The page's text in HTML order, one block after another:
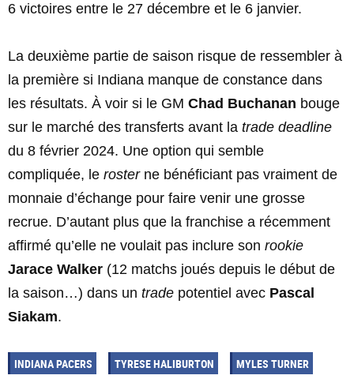
6 victoires entre le 27 décembre et le 6 janvier.
La deuxième partie de saison risque de ressembler à
la première si Indiana manque de constance dans
les résultats. À voir si le GM Chad Buchanan bouge
sur le marché des transferts avant la trade deadline
du 8 février 2024. Une option qui semble
compliquée, le roster ne bénéficiant pas vraiment de
monnaie d’échange pour faire venir une grosse
recrue. D’autant plus que la franchise a récemment
affirmé qu’elle ne voulait pas inclure son rookie
Jarace Walker (12 matchs joués depuis le début de
la saison…) dans un trade potentiel avec Pascal
Siakam.
INDIANA PACERS TYRESE HALIBURTON MYLES TURNER